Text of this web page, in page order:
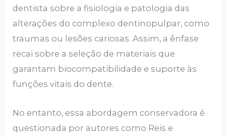
dentista sobre a fisiologia e patologia das
alterações do complexo dentinopulpar, como
traumas ou lesões cariosas. Assim, a ênfase
recai sobre a seleção de materiais que
garantam biocompatibilidade e suporte às
funções vitais do dente.
No entanto, essa abordagem conservadora é
questionada por autores como Reis e